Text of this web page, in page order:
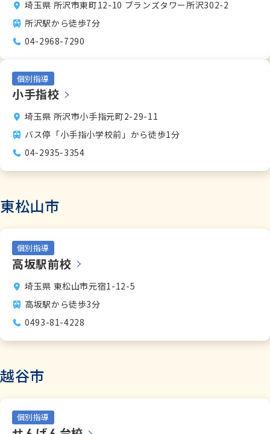
受付時間7:00〜24:00(年中無休)
埼玉県 所沢市東町12-10 ブランズタワー所沢302-2
所沢駅から徒歩7分
04-2968-7290
個別指導
小手指校
埼玉県 所沢市小手指元町2-29-11
バス停「小手指小学校前」から徒歩1分
04-2935-3354
東松山市
個別指導
高坂駅前校
埼玉県 東松山市元宿1-12-5
高坂駅から徒歩3分
0493-81-4228
越谷市
個別指導